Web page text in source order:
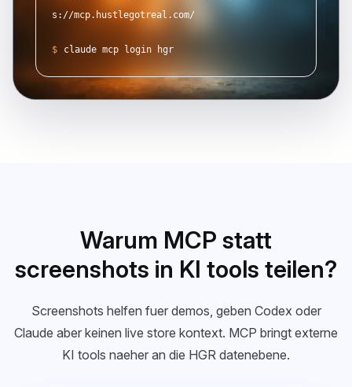
s://mcp.hustlegotreal.com/
$ claude mcp login hgr
Warum MCP statt
screenshots in KI tools teilen?
Screenshots helfen fuer demos, geben Codex oder
Claude aber keinen live store kontext. MCP bringt externe
KI tools naeher an die HGR datenebene.